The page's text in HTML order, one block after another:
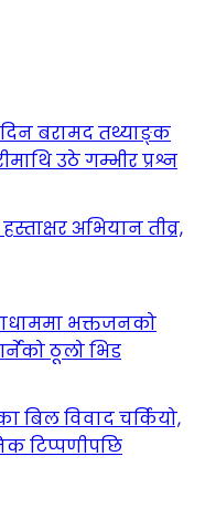
बरामद तथ्याङ्क
उठे गम्भीर प्रश्न
अभियान तीव्र,
भक्तजनको
ठूलो भिड
बिल विवाद चर्कियो,
टिप्पणीपछि